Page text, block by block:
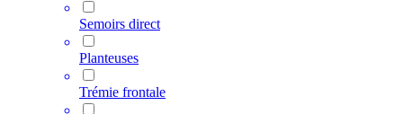
Semoirs direct
Planteuses
Trémie frontale